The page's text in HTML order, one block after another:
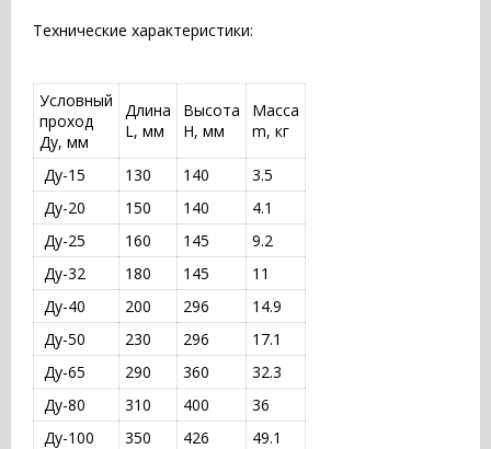
Технические характеристики:
Условный
проход
Ду, мм
Длина
L, мм
Высота
H, мм
Масса
m, кг
Ду-15 130 140
3.5
Ду-20
150 140
4.1
Ду-25
160 145
9.2
Ду-32
180 145
11
Ду-40
200 296
14.9
Ду-50
230 296
17.1
Ду-65
290 360
32.3
Ду-80
310 400
36
Ду-100
350 426
49.1